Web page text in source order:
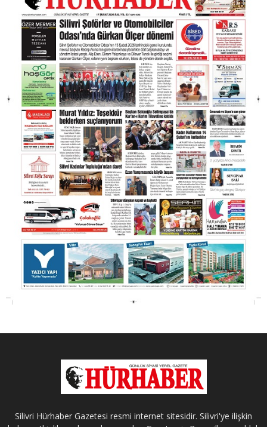
Silivri Hürhaber Gazetesi resmi internet sitesidir. Silivri'ye ilişkin